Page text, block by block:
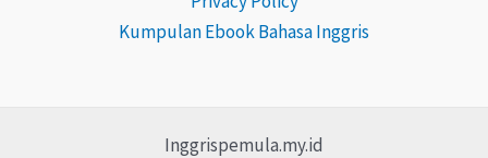
Kumpulan Ebook Bahasa Inggris
Inggrispemula.my.id